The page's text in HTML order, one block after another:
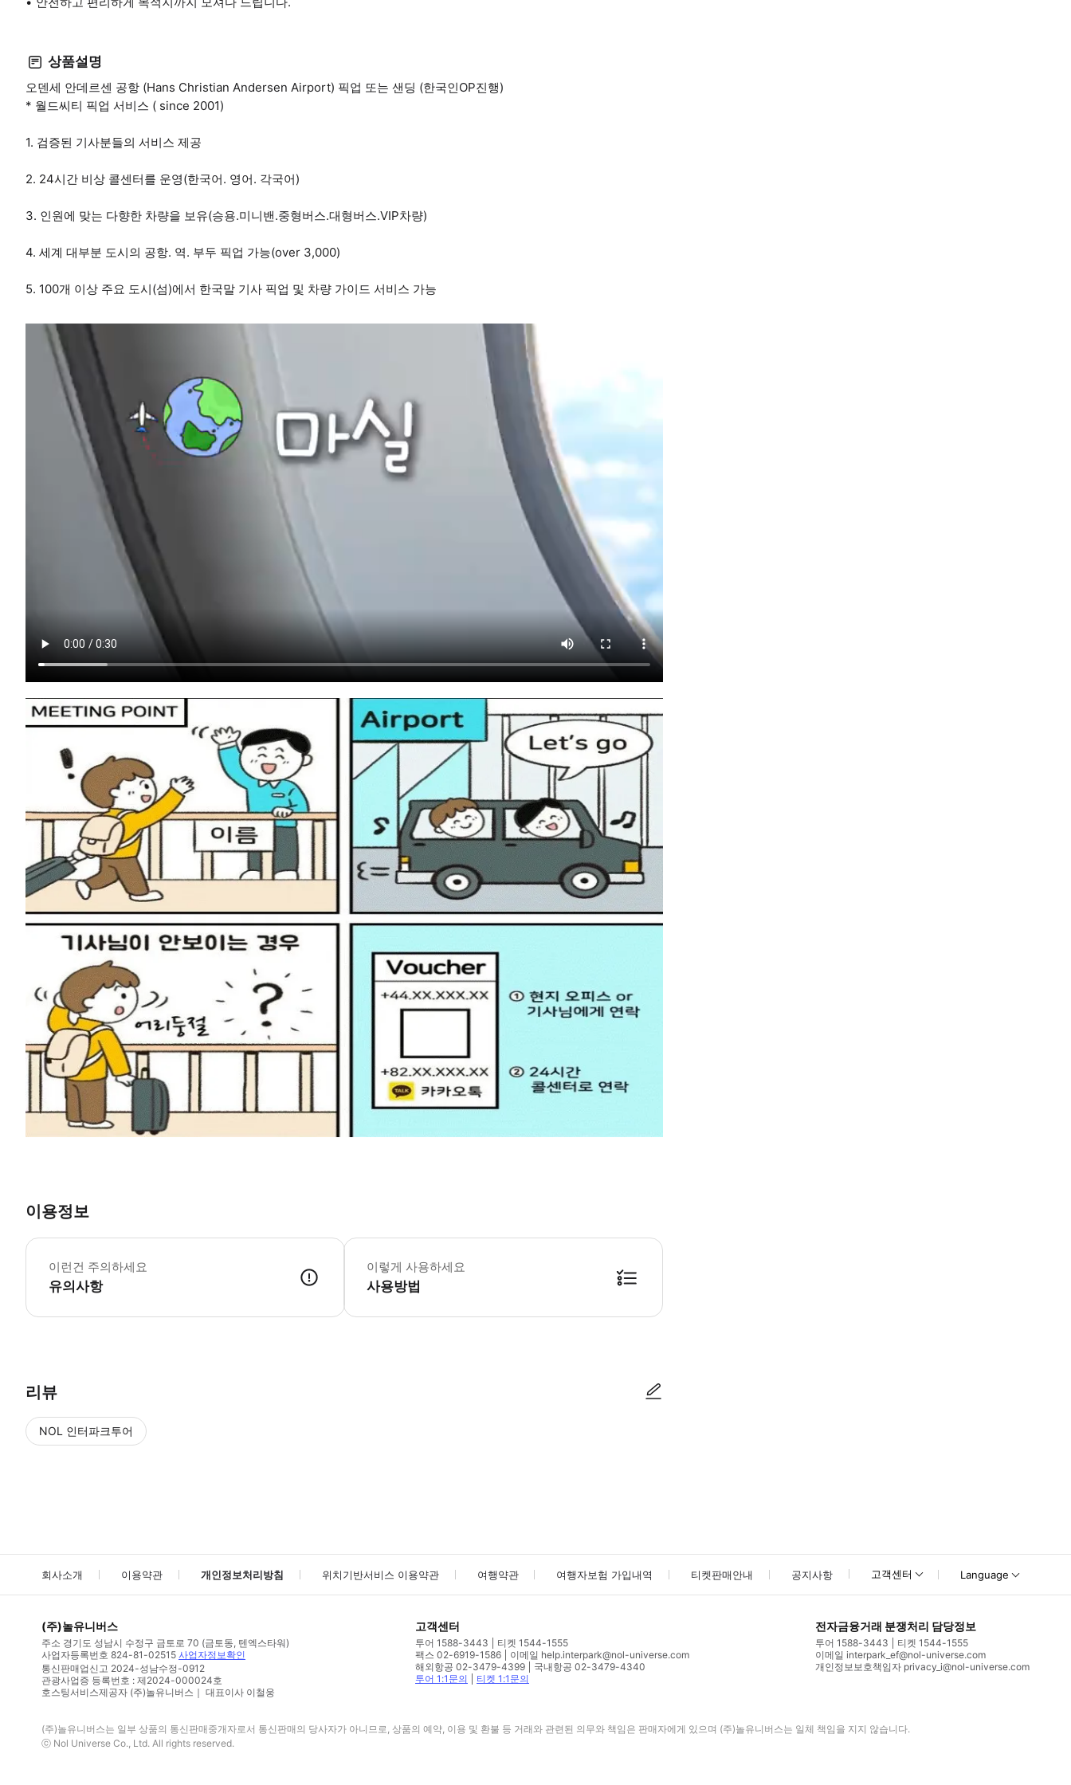
상품설명
오덴세 안데르센 공항 (Hans Christian Andersen Airport) 픽업 또는 샌딩 (한국인OP진행)
* 월드씨티 픽업 서비스 ( since 2001)
1. 검증된 기사분들의 서비스 제공
2. 24시간 비상 콜센터를 운영(한국어. 영어. 각국어)
3. 인원에 맞는 다향한 차량을 보유(승용.미니밴.중형버스.대형버스.VIP차량)
4. 세계 대부분 도시의 공항. 역. 부두 픽업 가능(over 3,000)
5. 100개 이상 주요 도시(섬)에서 한국말 기사 픽업 및 차량 가이드 서비스 가능
이용정보
이런건 주의하세요
유의사항
★★ 픽업 미스에 따른 환불 절차는 하기 규정에 따릅니다. ★★ - 현지사정으로(교통사고, 차량고장, 기사 실수 등) 픽업 서비스를 받을 수 없을 경우 택시
이렇게 사용하세요
사용방법
리뷰
NOL 인터파크투어
회사소개 이용약관 개인정보처리방침 위치기반서비스 이용약관 여행약관 여행자보험 가입내역 티켓판매안내 공지사항 고객센터 Language
(주)놀유니버스
주소 경기도 성남시 수정구 금토로 70 (금토동, 텐엑스타워)
사업자등록번호 824-81-02515 사업자정보확인
통신판매업신고 2024-성남수정-0912
관광사업증 등록번호 : 제2024-000024호
호스팅서비스제공자 (주)놀유니버스｜ 대표이사 이철웅
고객센터
투어 1588-3443
티켓 1544-1555
팩스 02-6919-1586
이메일 help.interpark@nol-universe.com
해외항공 02-3479-4399
국내항공 02-3479-4340
투어 1:1문의
티켓 1:1문의
전자금융거래 분쟁처리 담당정보
투어 1588-3443
티켓 1544-1555
이메일 interpark_ef@nol-universe.com
개인정보보호책임자 privacy_i@nol-universe.com
(주)놀유니버스는 일부 상품의 통신판매중개자로서 통신판매의 당사자가 아니므로, 상품의 예약, 이용 및 환불 등 거래와 관련된 의무와 책임은 판매자에게 있으며 (주)놀유니버스는 일체 책임을 지지 않습니다.
ⓒ Nol Universe Co., Ltd. All rights reserved.